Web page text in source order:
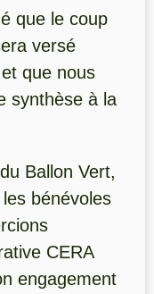
que le coup
versé
que nous
synthèse à la
Ballon Vert,
bénévoles
CERA
engagement